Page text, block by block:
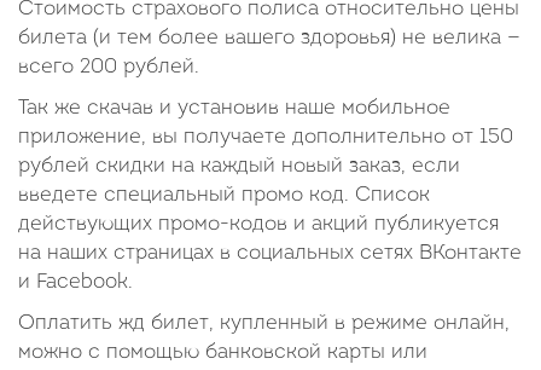
Стоимость страхового полиса относительно цены
билета (и тем более вашего здоровья) не велика —
всего 200 рублей.
Так же скачав и установив наше мобильное
приложение, вы получаете дополнительно от 150
рублей скидки на каждый новый заказ, если
введете специальный промо код. Список
действующих промо-кодов и акций публикуется
на наших страницах в социальных сетях ВКонтакте
и Facebook.
Оплатить жд билет, купленный в режиме онлайн,
можно с помощью банковской карты или